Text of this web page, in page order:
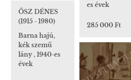
es évek
285 000 Ft
ŐSZ DÉNES
(1915 - 1980)
Barna hajú,
kék szemű
lány , 1940-es
évek